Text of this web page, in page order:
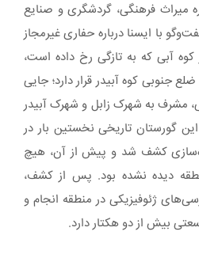
میراث فرهنگی، گردشگری و صنایع‌
با ایسنا درباره حفاری غیرمجاز
آبی‌ که به تازگی رخ داده است،
جنوبی کوه آبیدر قرار دارد؛ جایی
مشرف به شهرک زابل و شهرک آبیدر
گورستان تاریخی نخستین بار در
راه‌سازی کشف شد و پیش از آن، هیچ
دیده نشده بود. پس از کشف،
ژئوفیزیکی در منطقه انجام و
بیش از دو هکتار دارد.